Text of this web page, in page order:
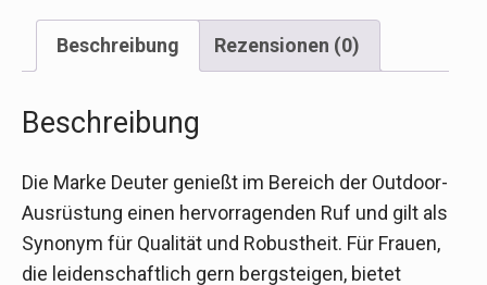
Beschreibung Rezensionen (0)
Beschreibung
Die Marke Deuter genießt im Bereich der Outdoor-
Ausrüstung einen hervorragenden Ruf und gilt als
Synonym für Qualität und Robustheit. Für Frauen,
die leidenschaftlich gern bergsteigen, bietet